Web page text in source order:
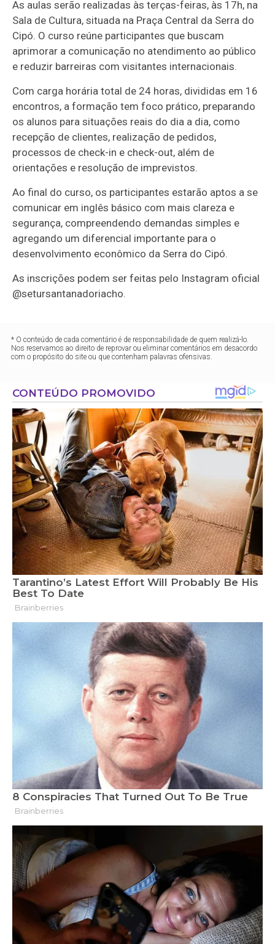
As aulas serão realizadas às terças-feiras, às 17h, na
Sala de Cultura, situada na Praça Central da Serra do
Cipó. O curso reúne participantes que buscam
aprimorar a comunicação no atendimento ao público
e reduzir barreiras com visitantes internacionais.
Com carga horária total de 24 horas, divididas em 16
encontros, a formação tem foco prático, preparando
os alunos para situações reais do dia a dia, como
recepção de clientes, realização de pedidos,
processos de check-in e check-out, além de
orientações e resolução de imprevistos.
Ao final do curso, os participantes estarão aptos a se
comunicar em inglês básico com mais clareza e
segurança, compreendendo demandas simples e
agregando um diferencial importante para o
desenvolvimento econômico da Serra do Cipó.
As inscrições podem ser feitas pelo Instagram oficial
@setursantanadoriacho.
* O conteúdo de cada comentário é de responsabilidade de quem realizá-lo.
Nos reservamos ao direito de reprovar ou eliminar comentários em desacordo
com o propósito do site ou que contenham palavras ofensivas.